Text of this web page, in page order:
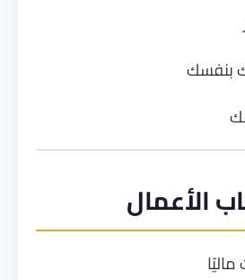
بنفسك
الأعمال